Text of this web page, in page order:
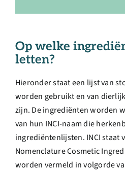
Op welke
letten?
Hieronder staat een lijst van
worden gebruikt en van
zijn. De ingrediënten worden
van hun INCI-naam die
ingrediëntenlijsten. INCI staat
Nomenclature Cosmetic
worden vermeld in volgorde